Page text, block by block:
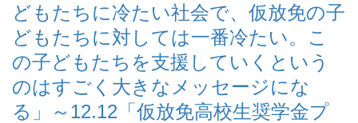
どもたちに冷たい社会で、仮放免の子
どもたちに対しては一番冷たい。こ
の子どもたちを支援していくという
のはすごく大きなメッセージにな
る」～12.12「仮放免高校生奨学金プ